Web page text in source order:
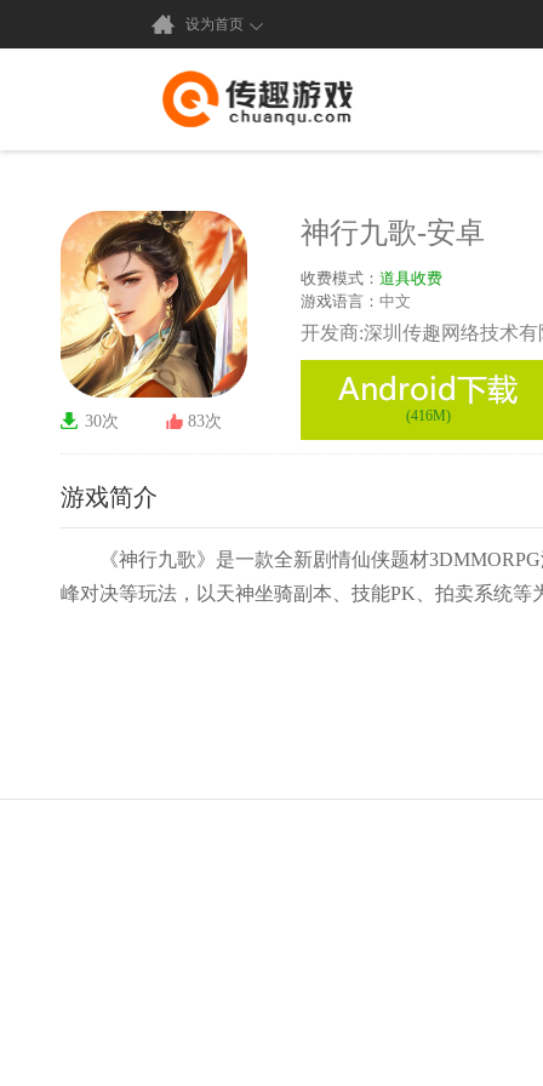
设为首页
30次 83次
神行九歌-安卓
收费模式： 道具收费
游戏语言： 中文
开发商:深圳传趣网络技术有
(416M)
游戏简介
《神行九歌》是一款全新剧情仙侠题材
峰对决等玩法，以天神坐骑副本、技能PK、拍卖系统等